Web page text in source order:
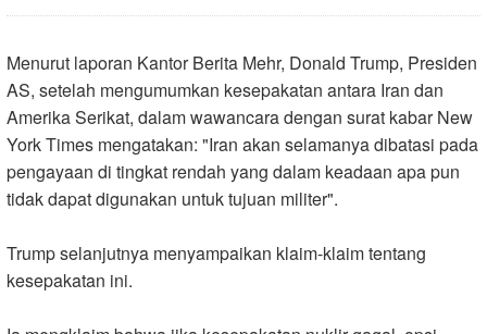
Menurut laporan Kantor Berita Mehr, Donald Trump, Presiden
AS, setelah mengumumkan kesepakatan antara Iran dan
Amerika Serikat, dalam wawancara dengan surat kabar New
York Times mengatakan: "Iran akan selamanya dibatasi pada
pengayaan di tingkat rendah yang dalam keadaan apa pun
tidak dapat digunakan untuk tujuan militer."
Trump selanjutnya menyampaikan klaim-klaim tentang
kesepakatan ini.